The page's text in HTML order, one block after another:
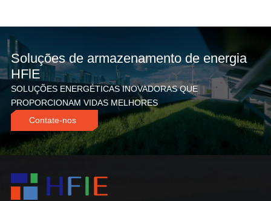
Soluções de armazenamento de energia
HFlE
SOLUÇÕES ENERGÉTICAS INOVADORAS QUE
PROPORCIONAM VIDAS MELHORES
Contate-nos